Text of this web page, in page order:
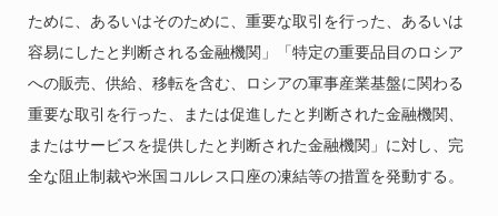
ために、あるいはそのために、重要な取引を行った、あるいは
容易にしたと判断される金融機関」「特定の重要品目のロシア
への販売、供給、移転を含む、ロシアの軍事産業基盤に関わる
重要な取引を行った、または促進したと判断された金融機関、
またはサービスを提供したと判断された金融機関」に対し、完
全な阻止制裁や米国コルレス口座の凍結等の措置を発動する。